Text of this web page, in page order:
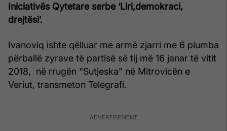
Iniciativës Qytetare serbe ‘Liri,demokraci,
drejtësi’.
Ivanoviq ishte qëlluar me armë zjarri me 6 plumba
përballë zyrave të partisë së tij më 16 janar të vitit
2018, në rrugën “Sutjeska” në Mitrovicën e
Veriut, transmeton Telegrafi.